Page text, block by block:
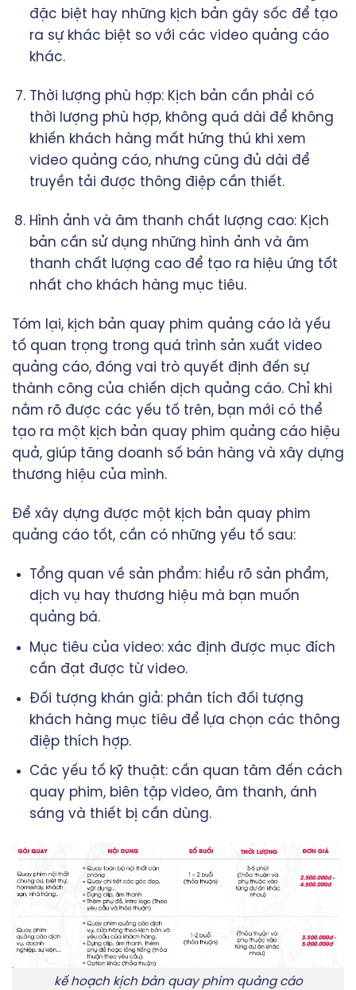
đặc biệt hay những kịch bản gây sốc để tạo
ra sự khác biệt so với các video quảng cáo
khác.
Thời lượng phù hợp: Kịch bản cần phải có
thời lượng phù hợp, không quá dài để không
khiến khách hàng mất hứng thú khi xem
video quảng cáo, nhưng cũng đủ dài để
truyền tải được thông điệp cần thiết.
Hình ảnh và âm thanh chất lượng cao: Kịch
bản cần sử dụng những hình ảnh và âm
thanh chất lượng cao để tạo ra hiệu ứng tốt
nhất cho khách hàng mục tiêu.
Tóm lại, kịch bản quay phim quảng cáo là yếu
tố quan trọng trong quá trình sản xuất video
quảng cáo, đóng vai trò quyết định đến sự
thành công của chiến dịch quảng cáo. Chỉ khi
nắm rõ được các yếu tố trên, bạn mới có thể
tạo ra một kịch bản quay phim quảng cáo hiệu
quả, giúp tăng doanh số bán hàng và xây dựng
thương hiệu của mình.
Để xây dựng được một kịch bản quay phim
quảng cáo tốt, cần có những yếu tố sau:
Tổng quan về sản phẩm: hiểu rõ sản phẩm,
dịch vụ hay thương hiệu mà bạn muốn
quảng bá.
Mục tiêu của video: xác định được mục đích
cần đạt được từ video.
Đối tượng khán giả: phân tích đối tượng
khách hàng mục tiêu để lựa chọn các thông
điệp thích hợp.
Các yếu tố kỹ thuật: cần quan tâm đến cách
quay phim, biên tập video, âm thanh, ánh
sáng và thiết bị cần dùng.
kế hoạch kịch bản quay phim quảng cáo